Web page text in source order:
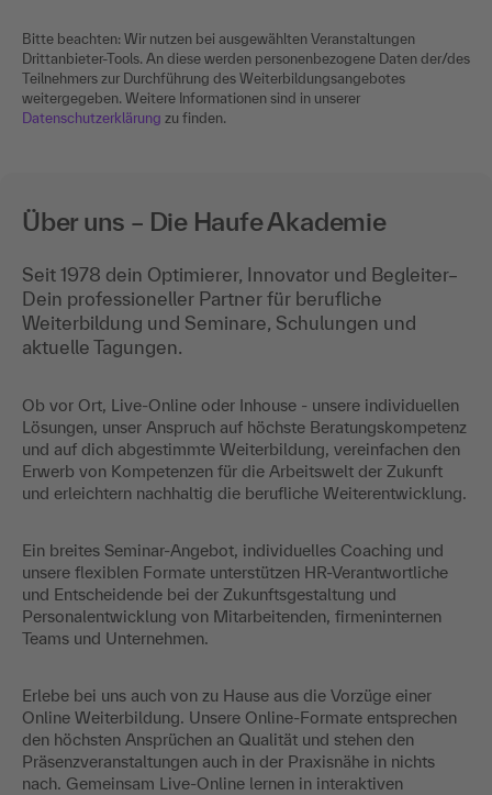
Bitte beachten: Wir nutzen bei ausgewählten Veranstaltungen
Drittanbieter-Tools. An diese werden personenbezogene Daten der/des
Teilnehmers zur Durchführung des Weiterbildungsangebotes
weitergegeben. Weitere Informationen sind in unserer
Datenschutzerklärung zu finden.
Über uns – Die Haufe Akademie
Seit 1978 dein Optimierer, Innovator und Begleiter–
Dein professioneller Partner für berufliche
Weiterbildung und Seminare, Schulungen und
aktuelle Tagungen.
Ob vor Ort, Live-Online oder Inhouse - unsere individuellen
Lösungen, unser Anspruch auf höchste Beratungskompetenz
und auf dich abgestimmte Weiterbildung, vereinfachen den
Erwerb von Kompetenzen für die Arbeitswelt der Zukunft
und erleichtern nachhaltig die berufliche Weiterentwicklung.
Ein breites Seminar-Angebot, individuelles Coaching und
unsere flexiblen Formate unterstützen HR-Verantwortliche
und Entscheidende bei der Zukunftsgestaltung und
Personalentwicklung von Mitarbeitenden, firmeninternen
Teams und Unternehmen.
Erlebe bei uns auch von zu Hause aus die Vorzüge einer
Online Weiterbildung. Unsere Online-Formate entsprechen
den höchsten Ansprüchen an Qualität und stehen den
Präsenzveranstaltungen auch in der Praxisnähe in nichts
nach. Gemeinsam Live-Online lernen in interaktiven